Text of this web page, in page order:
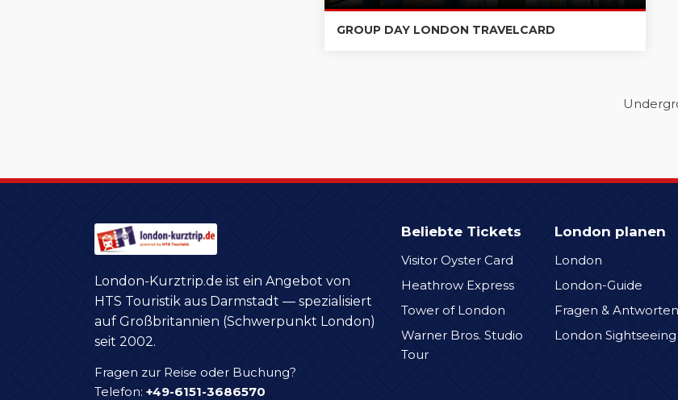
GROUP DAY LONDON TRAVELCARD
London-Kurztrip.de ist ein Angebot von
HTS Touristik aus Darmstadt — spezialisiert
auf Großbritannien (Schwerpunkt London)
seit 2002.
Fragen zur Reise oder Buchung?
Telefon: +49-6151-3686570
Beliebte Tickets
Visitor Oyster Card
Heathrow Express
Tower of London
Warner Bros. Studio
Tour
London planen
London
London-Guide
Fragen & Antworten
London Sightseeing